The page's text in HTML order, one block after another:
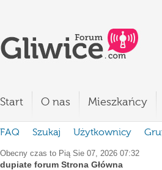
Start O nas Mieszkańcy
FAQ Szukaj Użytkownicy
Obecny czas to Pią Sie 07, 2026 07:32
dupiate forum Strona Główna